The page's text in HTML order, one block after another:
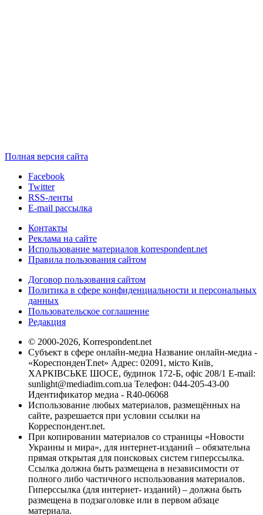
Полная версия сайта
Facebook
Twitter
RSS-ленты
E-mail рассылка
Контакты
Реклама на сайте
Использование материалов korrespondent.net
Правила пользования сайтом
Договор пользования сайтом
Политика в сфере конфиденциальности и персональных
данных
Пользовательское соглашение
Редакция
© 2000-2026, Korrespondent.net
Субъект в сфере онлайн-медиа Название онлайн-медиа -
«КореспонденТ.net» Адрес: 02091, місто Київ,
ХАРКІВСЬКЕ ШОСЕ, будинок 172-Б, офіс 208/1 E-mail:
sunlight@mediadim.com.ua Телефон: 044-205-43-00
Идентификатор медиа - R40-06068
Использование любых материалов, размещённых на
сайте, разрешается при условии ссылки на
Корреспондент.net.
При копировании материалов со страницы «Новости
Украины и мира», для интернет-изданий – обязательна
прямая открытая для поисковых систем гиперссылка.
Ссылка должна быть размещена в независимости от
полного либо частичного использования материалов.
Гиперссылка (для интернет- изданий) – должна быть
размещена в подзаголовке или в первом абзаце
материала.